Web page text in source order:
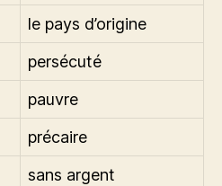
le pays d’origine
persécuté
pauvre
précaire
sans argent